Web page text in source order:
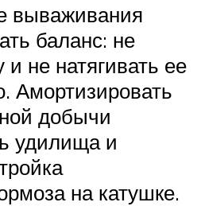
вываживания
баланс: не
и не натягивать ее
Амортизировать
добычи
удилища и
на катушке.